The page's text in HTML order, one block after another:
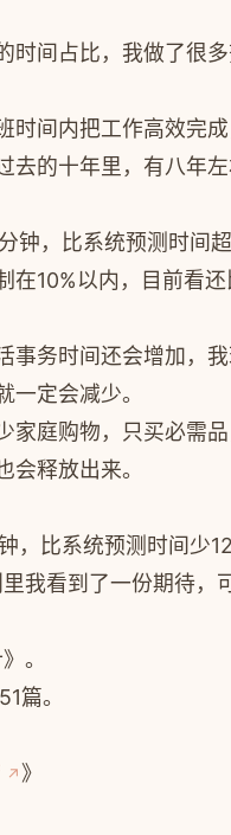
时间占比，我做了很
间内把工作高效完
的十年里，有八年
，比系统预测时间
在10%以内，目前看
事务时间还会增加，
定会减少。
庭购物，只买必需
释放出来。
比系统预测时间少
我看到了一份期待
。
篇。
》